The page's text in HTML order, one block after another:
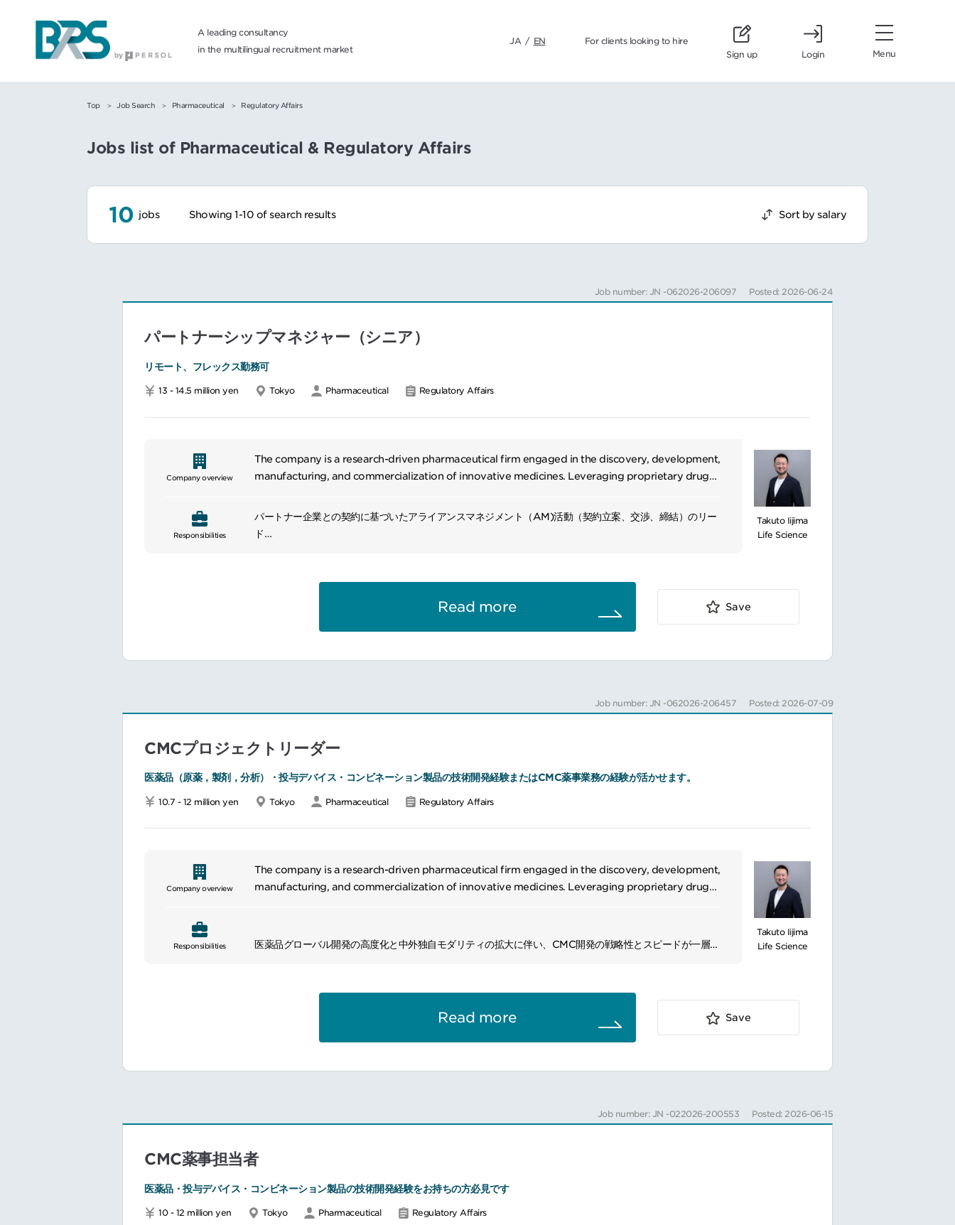
A leading consultancy
in the multilingual recruitment market
JA / EN
For clients looking to hire
Sign up
Login Menu
Top Job Search Pharmaceutical Regulatory Affairs
Jobs list of Pharmaceutical & Regulatory Affairs
10 jobs Showing 1-10 of search results Sort by salary
Job number: JN -062026-206097 Posted: 2026-06-24
パートナーシップマネジャー（シニア）
リモート、フレックス勤務可
13 - 14.5 million yen Tokyo Pharmaceutical Regulatory Affairs
Company overview
The company is a research-driven pharmaceutical firm engaged in the discovery, development,
manufacturing, and commercialization of innovative medicines. Leveraging proprietary drug
immunology, and rare diseases.
Responsibilities
パートナー企業との契約に基づいたアライアンスマネジメント（AM)活動（契約立案、交渉、締結）のリー
ド
重要な契約締結に関する経営層へのプレゼンテーション
Takuto Iijima
Life Science
Read more Save
Job number: JN -062026-206457 Posted: 2026-07-09
CMCプロジェクトリーダー
医薬品（原薬，製剤，分析）・投与デバイス・コンビネーション製品の技術開発経験またはCMC薬事業務の経験が活かせます。
10.7 - 12 million yen Tokyo Pharmaceutical Regulatory Affairs
Company overview
The company is a research-driven pharmaceutical firm engaged in the discovery, development,
manufacturing, and commercialization of innovative medicines. Leveraging proprietary drug
Responsibilities
医薬品グローバル開発の高度化と中外独自モダリティの拡大に伴い、CMC開発の戦略性とスピードが一層求
━━━━━━━━━━━━━━━
CMCプロジェクトリーダーとして、開発戦略・計画の策定、マイルストーン管理、供給・申請計画の立案を
戦略立案から実行まで担うことができ、新しい発想を通したプロジェクト価値向上を主体的に実行できる、
━━━━━━━━━━━━━━━#spotlightjob2
Takuto Iijima
Life Science
Read more Save
Job number: JN -022026-200553 Posted: 2026-06-15
CMC薬事担当者
医薬品・投与デバイス・コンビネーション製品の技術開発経験をお持ちの方必見です
10 - 12 million yen Tokyo Pharmaceutical Regulatory Affairs